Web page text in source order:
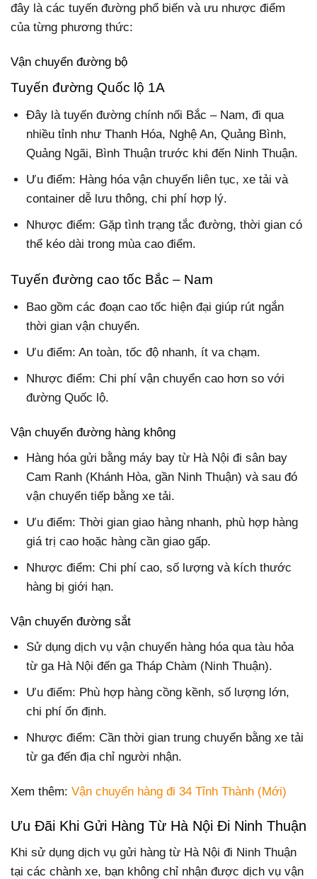
đây là các tuyến đường phổ biến và ưu nhược điểm
của từng phương thức:
Vận chuyển đường bộ
Tuyến đường Quốc lộ 1A
Đây là tuyến đường chính nối Bắc – Nam, đi qua
nhiều tỉnh như Thanh Hóa, Nghệ An, Quảng Bình,
Quảng Ngãi, Bình Thuận trước khi đến Ninh Thuận.
Ưu điểm: Hàng hóa vận chuyển liên tục, xe tải và
container dễ lưu thông, chi phí hợp lý.
Nhược điểm: Gặp tình trạng tắc đường, thời gian có
thể kéo dài trong mùa cao điểm.
Tuyến đường cao tốc Bắc – Nam
Bao gồm các đoạn cao tốc hiện đại giúp rút ngắn
thời gian vận chuyển.
Ưu điểm: An toàn, tốc độ nhanh, ít va chạm.
Nhược điểm: Chi phí vận chuyển cao hơn so với
đường Quốc lộ.
Vận chuyển đường hàng không
Hàng hóa gửi bằng máy bay từ Hà Nội đi sân bay
Cam Ranh (Khánh Hòa, gần Ninh Thuận) và sau đó
vận chuyển tiếp bằng xe tải.
Ưu điểm: Thời gian giao hàng nhanh, phù hợp hàng
giá trị cao hoặc hàng cần giao gấp.
Nhược điểm: Chi phí cao, số lượng và kích thước
hàng bị giới hạn.
Vận chuyển đường sắt
Sử dụng dịch vụ vận chuyển hàng hóa qua tàu hỏa
từ ga Hà Nội đến ga Tháp Chàm (Ninh Thuận).
Ưu điểm: Phù hợp hàng cồng kềnh, số lượng lớn,
chi phí ổn định.
Nhược điểm: Cần thời gian trung chuyển bằng xe tải
từ ga đến địa chỉ người nhận.
Xem thêm: Vận chuyển hàng đi 34 Tỉnh Thành (Mới)
Ưu Đãi Khi Gửi Hàng Từ Hà Nội Đi Ninh Thuận
Khi sử dụng dịch vụ gửi hàng từ Hà Nội đi Ninh Thuận
tại các chành xe, bạn không chỉ nhận được dịch vụ vận